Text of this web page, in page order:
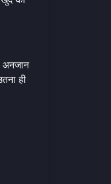
अनजान
ही